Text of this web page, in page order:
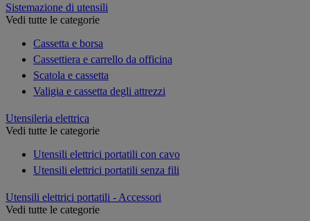
Sistemazione di utensili
Vedi tutte le categorie
Cassetta e borsa
Cassettiera e carrello da officina
Scatola e cassetta
Valigia e cassetta degli attrezzi
Utensileria elettrica
Vedi tutte le categorie
Utensili elettrici portatili con cavo
Utensili elettrici portatili senza fili
Utensili elettrici portatili - Accessori
Vedi tutte le categorie